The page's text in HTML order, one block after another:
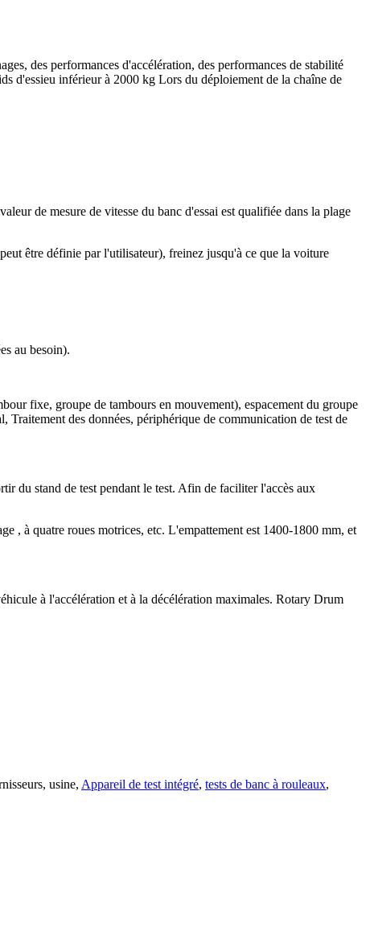
des performances d'accélération, des performances de stabilité
d'essieu inférieur à 2000 kg Lors du déploiement de la chaîne de
de mesure de vitesse du banc d'essai est qualifiée dans la plage
être définie par l'utilisateur), freinez jusqu'à ce que la voiture
au besoin).
fixe, groupe de tambours en mouvement), espacement du groupe
des données, périphérique de communication de test de
du stand de test pendant le test. Afin de faciliter l'accès aux
, à quatre roues motrices, etc. L'empattement est 1400-1800 mm, et
à l'accélération et à la décélération maximales. Rotary Drum
usine, Appareil de test intégré, tests de banc à rouleaux,